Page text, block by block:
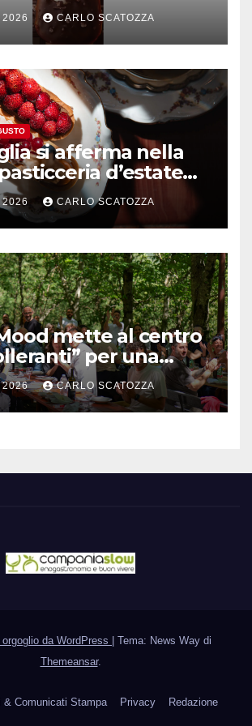
Caivano
2026 CARLO SCATOZZA
si afferma nella
rimane la
in diretta da
2026 CARLO SCATOZZA
mette al centro
per una
sostenibile del
2026 CARLO SCATOZZA
da WordPress
Tema: News Way di
Themeansar.
& Comunicati Stampa Privacy Redazione